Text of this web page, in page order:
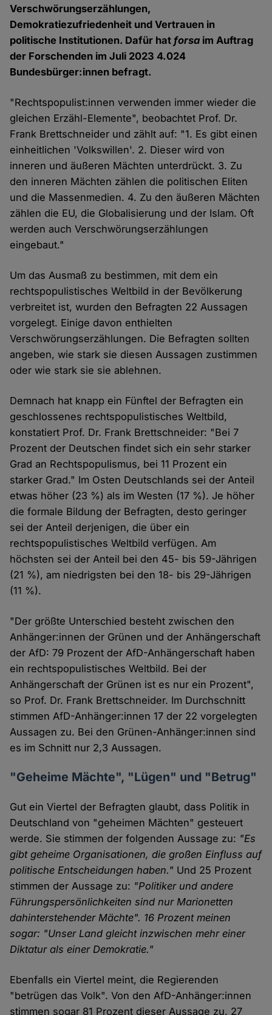
Verschwörungserzählungen,
Demokratiezufriedenheit und Vertrauen in
politische Institutionen. Dafür hatforsa im Auftrag
der Forschenden im Juli 2023 4.024
Bundesbürger:innen befragt.
"Rechtspopulist:innen verwenden immer wieder die
gleichen Erzähl-Elemente", beobachtet Prof. Dr.
Frank Brettschneider und zählt auf: "1. Es gibt einen
einheitlichen 'Volkswillen'. 2. Dieser wird von
inneren und äußeren Mächten unterdrückt. 3. Zu
den inneren Mächten zählen die politischen Eliten
und die Massenmedien. 4. Zu den äußeren Mächten
zählen die EU, die Globalisierung und der Islam. Oft
werden auch Verschwörungserzählungen
eingebaut."
Um das Ausmaß zu bestimmen, mit dem ein
rechtspopulistisches Weltbild in der Bevölkerung
verbreitet ist, wurden den Befragten 22 Aussagen
vorgelegt. Einige davon enthielten
Verschwörungserzählungen. Die Befragten sollten
angeben, wie stark sie diesen Aussagen zustimmen
oder wie stark sie sie ablehnen.
Demnach hat knapp ein Fünftel der Befragten ein
geschlossenes rechtspopulistisches Weltbild,
konstatiert Prof. Dr. Frank Brettschneider: "Bei 7
Prozent der Deutschen findet sich ein sehr starker
Grad an Rechtspopulismus, bei 11 Prozent ein
starker Grad." Im Osten Deutschlands sei der Anteil
etwas höher (23 %) als im Westen (17 %). Je höher
die formale Bildung der Befragten, desto geringer
sei der Anteil derjenigen, die über ein
rechtspopulistisches Weltbild verfügen. Am
höchsten sei der Anteil bei den 45- bis 59-Jährigen
(21 %), am niedrigsten bei den 18- bis 29-Jährigen
(11 %).
"Der größte Unterschied besteht zwischen den
Anhänger:innen der Grünen und der Anhängerschaft
der AfD: 79 Prozent der AfD-Anhängerschaft haben
ein rechtspopulistisches Weltbild. Bei der
Anhängerschaft der Grünen ist es nur ein Prozent",
so Prof. Dr. Frank Brettschneider. Im Durchschnitt
stimmen AfD-Anhänger:innen 17 der 22 vorgelegten
Aussagen zu. Bei den Grünen-Anhänger:innen sind
es im Schnitt nur 2,3 Aussagen.
"Geheime Mächte", "Lügen" und "Betrug"
Gut ein Viertel der Befragten glaubt, dass Politik in
Deutschland von "geheimen Mächten" gesteuert
werde. Sie stimmen der folgenden Aussage zu: "Es
gibt geheime Organisationen, die großen Einfluss auf
politische Entscheidungen haben." Und 25 Prozent
stimmen der Aussage zu: "Politiker und andere
Führungspersönlichkeiten sind nur Marionetten
dahinterstehender Mächte". 16 Prozent meinen
sogar: "Unser Land gleicht inzwischen mehr einer
Diktatur als einer Demokratie."
Ebenfalls ein Viertel meint, die Regierenden
"betrügen das Volk". Von den AfD-Anhänger:innen
stimmen sogar 81 Prozent dieser Aussage zu. 27